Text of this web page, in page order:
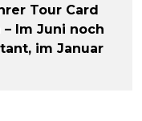
Tour Card
Im Juni noch
im Januar